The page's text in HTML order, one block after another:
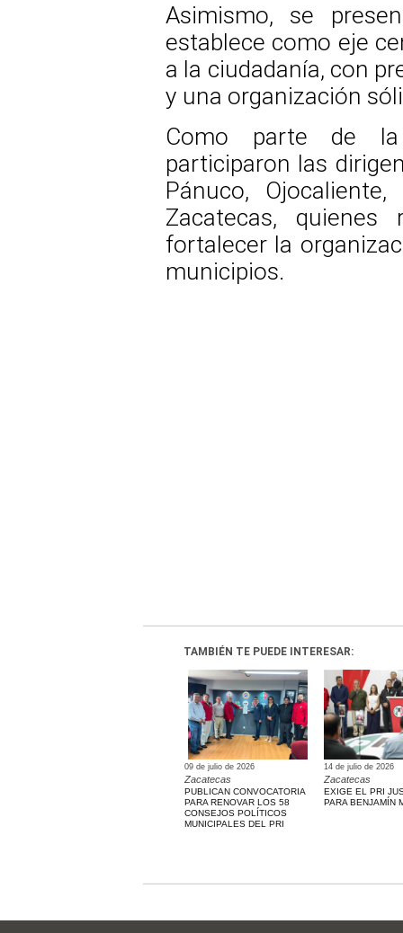
Asimismo, se
establece como eje
a la ciudadanía, con
y una organización
Como parte de la
participaron las
Pánuco,
Zacatecas,
fortalecer la
municipios.
TAMBIÉN TE PUEDE INTERESAR:
09 de julio de 2026
Zacatecas
PUBLICAN CONVOCATORIA
PARA RENOVAR LOS 58
CONSEJOS POLÍTICOS
MUNICIPALES DEL PRI
14 de julio de 2026
Zacatecas
EXIGE EL PRI
PARA BENJAMÍN